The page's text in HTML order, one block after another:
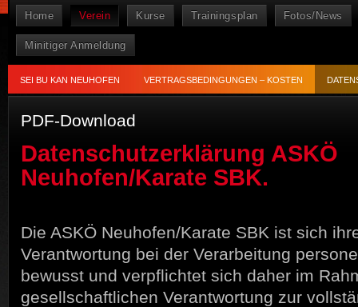
Home Verein Kurse Trainingsplan Fotos/News
Minitiger Anmeldung
SEI BU KAN NEUHOFEN VERTRAGSBEDINGUNGEN – KOSTEN
PDF-Download
Datenschutzerklärung ASKÖ
Neuhofen/Karate SBK.
Die ASKÖ Neuhofen/Karate SBK ist sich
Verantwortung bei der Verarbeitung
bewusst und verpflichtet sich daher im
gesellschaftlichen Verantwortung zur